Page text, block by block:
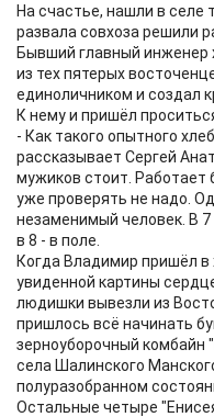
На счастье, нашли в
развала совхоза решили
Бывший главный инженер
из тех пятерых
единоличником и создал
К нему и пришёл
- Как такого опытного
рассказывает Сергей
мужиков стоит. Работает
уже проверять не надо.
незаменимый человек. В
в 8 - в поле.
Когда Владимир пришёл в
увиденной картины
людишки вывезли из
пришлось всё начинать
зерноуборочный комбайн
села Шалинского
полуразобранном
Остальные четыре